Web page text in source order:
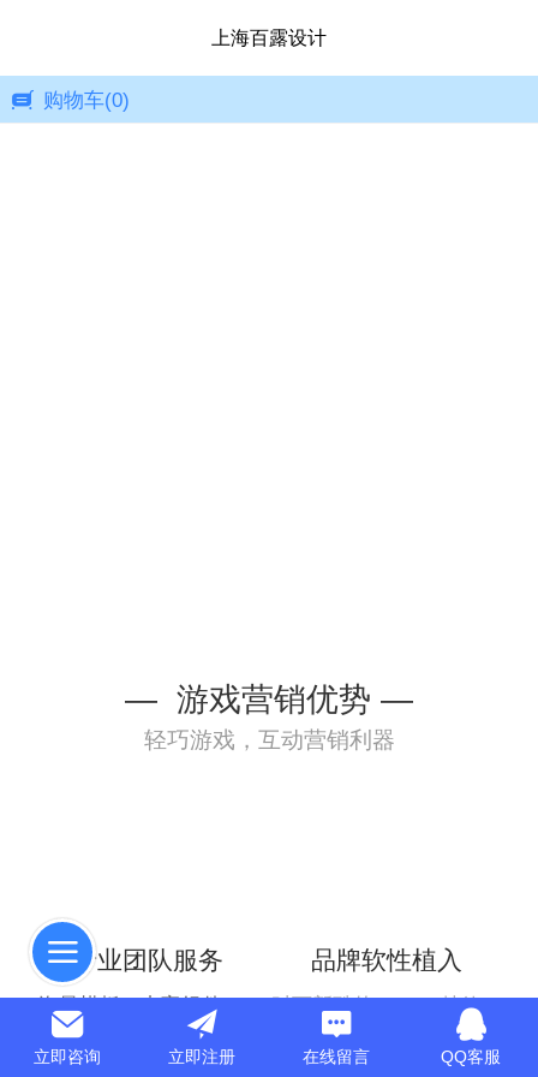
上海百露设计
购物车(0)
— 游戏营销优势 —
轻巧游戏，互动营销利器
专业团队服务
海量模板，丰富组件，
像搭积木一样创建，
时下新酷的HTML5特效，
让您的企业和产品
品牌软性植入
立即咨询 立即注册 在线留言 QQ客服